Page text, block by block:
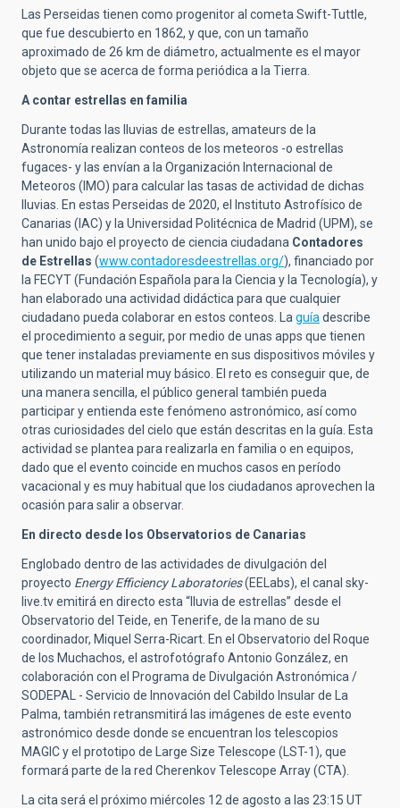
Las Perseidas tienen como progenitor al cometa Swift-Tuttle,
que fue descubierto en 1862, y que, con un tamaño
aproximado de 26 km de diámetro, actualmente es el mayor
objeto que se acerca de forma periódica a la Tierra.
A contar estrellas en familia
Durante todas las lluvias de estrellas, amateurs de la
Astronomía realizan conteos de los meteoros -o estrellas
fugaces- y las envían a la Organización Internacional de
Meteoros (IMO) para calcular las tasas de actividad de dichas
lluvias. En estas Perseidas de 2020, el Instituto Astrofísico de
Canarias (IAC) y la Universidad Politécnica de Madrid (UPM), se
han unido bajo el proyecto de ciencia ciudadana Contadores
de Estrellas (www.contadoresdeestrellas.org/), financiado por
la FECYT (Fundación Española para la Ciencia y la Tecnología), y
han elaborado una actividad didáctica para que cualquier
ciudadano pueda colaborar en estos conteos. La guía describe
el procedimiento a seguir, por medio de unas apps que tienen
que tener instaladas previamente en sus dispositivos móviles y
utilizando un material muy básico. El reto es conseguir que, de
una manera sencilla, el público general también pueda
participar y entienda este fenómeno astronómico, así como
otras curiosidades del cielo que están descritas en la guía. Esta
actividad se plantea para realizarla en familia o en equipos,
dado que el evento coincide en muchos casos en período
vacacional y es muy habitual que los ciudadanos aprovechen la
ocasión para salir a observar.
En directo desde los Observatorios de Canarias
Englobado dentro de las actividades de divulgación del
proyecto Energy Efficiency Laboratories(EELabs), el canal sky-
live.tv emitirá en directo esta “lluvia de estrellas” desde el
Observatorio del Teide, en Tenerife, de la mano de su
coordinador, Miquel Serra-Ricart. En el Observatorio del Roque
de los Muchachos, el astrofotógrafo Antonio González, en
colaboración con el Programa de Divulgación Astronómica /
SODEPAL - Servicio de Innovación del Cabildo Insular de La
Palma, también retransmitirá las imágenes de este evento
astronómico desde donde se encuentran los telescopios
MAGIC y el prototipo de Large Size Telescope (LST-1), que
formará parte de la red Cherenkov Telescope Array (CTA).
La cita será el próximo miércoles 12 de agosto a las 23:15 UT